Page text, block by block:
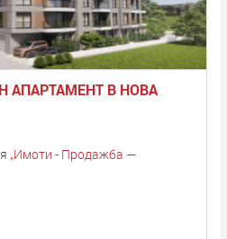
АПАРТАМЕНТ В НОВА
„Имоти - Продажба —